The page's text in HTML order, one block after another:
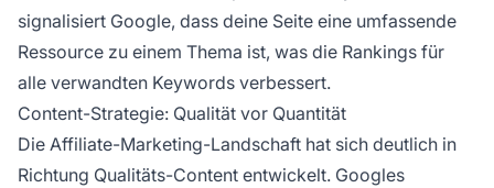
signalisiert Google, dass deine Seite eine umfassende
Ressource zu einem Thema ist, was die Rankings für
alle verwandten Keywords verbessert.
Content-Strategie: Qualität vor Quantität
Die Affiliate-Marketing-Landschaft hat sich deutlich in
Richtung Qualitäts-Content entwickelt. Googles